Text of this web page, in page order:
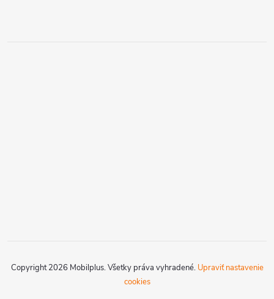
Copyright 2026 Mobilplus. Všetky práva vyhradené. Upraviť nastavenie
cookies